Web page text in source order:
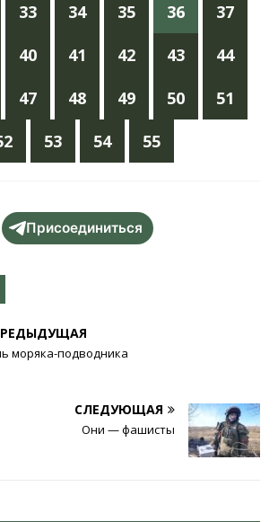
33 34 35 36
37
40 41 42 43
44
47 48 49 50
51
53 54 55
Присоединиться
моряка-подводника
СЛЕДУЮЩАЯ
Они — фашисты